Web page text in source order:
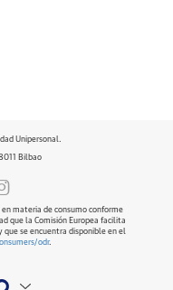
Unipersonal.
Bilbao
materia de consumo conforme
que la Comisión Europea facilita
se encuentra disponible en el
odr.